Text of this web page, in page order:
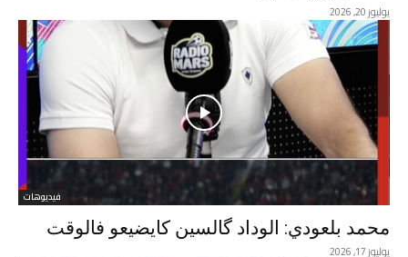
يوليوز 20, 2026
فيديوهات
محمد بلعودي: الوداد گالسين كايضيعو فالوقت
يوليوز 17, 2026